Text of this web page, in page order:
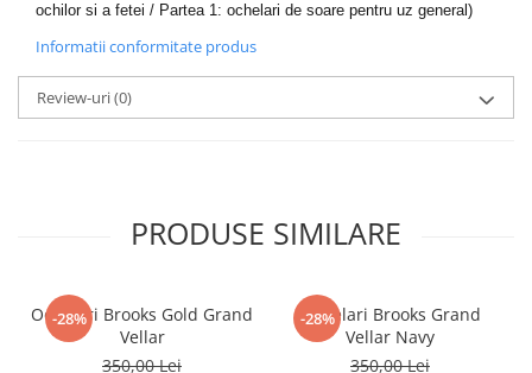
ochilor si a fetei / Partea 1: ochelari de soare pentru uz general)
Informatii conformitate produs
Review-uri(0)
PRODUSE SIMILARE
-28%
Ochelari Brooks Gold Grand
Vellar
350,00 Lei
-28%
Ochelari Brooks Grand
Vellar Navy
350,00 Lei